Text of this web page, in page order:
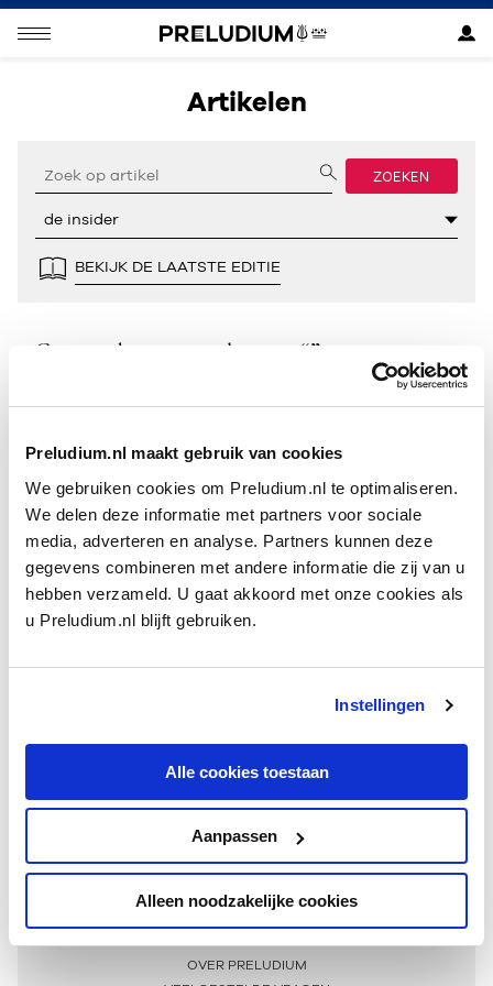
Preludium.nl maakt gebruik van cookies
We gebruiken cookies om Preludium.nl te optimaliseren.
We delen deze informatie met partners voor sociale
media, adverteren en analyse. Partners kunnen deze
gegevens combineren met andere informatie die zij van u
hebben verzameld. U gaat akkoord met onze cookies als
u Preludium.nl blijft gebruiken.
Instellingen
Alle cookies toestaan
Aanpassen
Alleen noodzakelijke cookies
Artikelen
ZOEKEN
BEKIJK DE LAATSTE EDITIE
Geen resultaten gevonden voor “”.
Meer informatie
OVER PRELUDIUM